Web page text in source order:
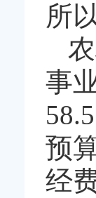
所
事
预
经